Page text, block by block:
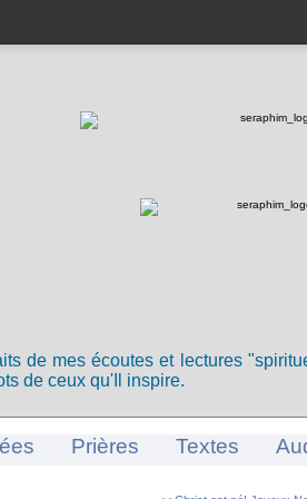
de mes écoutes et lectures
de ceux qu'Il inspire.
Prières Textes